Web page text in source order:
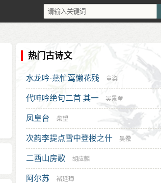
热门古诗文
水龙吟·燕忙莺懒花残 章楶
代呻吟绝句二首 其一 吴景奎
凤皇台 柴望
次韵李提点雪中登楼之什 吴儆
二酉山房歌 胡应麟
阿尔苏 褚廷璋